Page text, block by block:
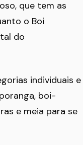
que tem as
o Boi
do
individuais e
boi-
e meia para se